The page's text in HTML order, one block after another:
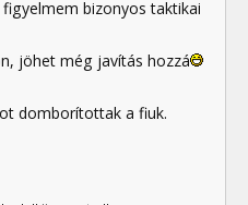
bizonyos taktikai
jöhet még javítás hozzá
domborítottak a fiuk.